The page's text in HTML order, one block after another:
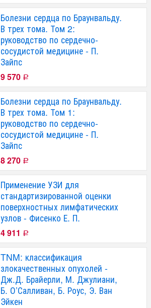
Болезни сердца по Браунвальду.
В трех тома. Том 2:
руководство по сердечно-
сосудистой медицине - П.
Зайпс
9 570 Р
Болезни сердца по Браунвальду.
В трех тома. Том 1:
руководство по сердечно-
сосудистой медицине - П.
Зайпс
8 270 Р
Применение УЗИ для
стандартизированной оценки
поверхностных лимфатических
узлов - Фисенко Е. П.
4 911 Р
TNM: классификация
злокачественных опухолей -
Дж.Д. Брайерли, М. Джулиани,
Б. О’Салливан, Б. Роус, Э. Ван
Эйкен